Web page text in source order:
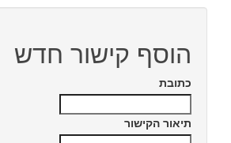
הוסף קישור חדש
כתובת
תיאור הקישור